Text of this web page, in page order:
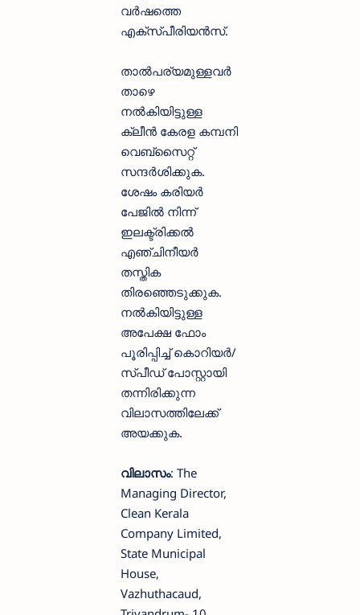
വര്‍ഷത്തെ
എക്‌സ്പീരിയന്‍സ്.
താല്‍പര്യമുള്ളവര്‍
താഴെ
നല്‍കിയിട്ടുള്ള
ക്ലീന്‍ കേരള കമ്പനി
വെബ്‌സൈറ്റ്
സന്ദര്‍ശിക്കുക.
ശേഷം കരിയര്‍
പേജില്‍ നിന്ന്
ഇലക്ട്രിക്കല്‍
എഞ്ചിനീയര്‍
തസ്തിക
തിരഞ്ഞെടുക്കുക.
നല്‍കിയിട്ടുള്ള
അപേക്ഷ ഫോം
പൂരിപ്പിച്ച് കൊറിയര്‍/
സ്പീഡ് പോസ്റ്റായി
തന്നിരിക്കുന്ന
വിലാസത്തിലേക്ക്
അയക്കുക.
വിലാസം: The
Managing Director,
Clean Kerala
Company Limited,
State Municipal
House,
Vazhuthacaud,